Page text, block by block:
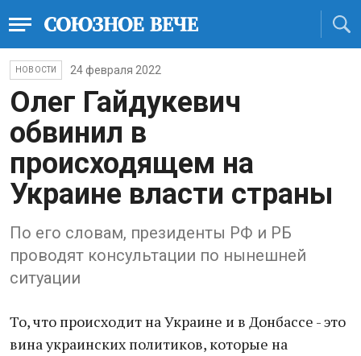
НОВОСТИ 24 февраля 2022
Олег Гайдукевич
обвинил в
происходящем на
Украине власти страны
По его словам, президенты РФ и РБ
проводят консультации по нынешней
ситуации
То, что происходит на Украине и в Донбассе - это
вина украинских политиков, которые на